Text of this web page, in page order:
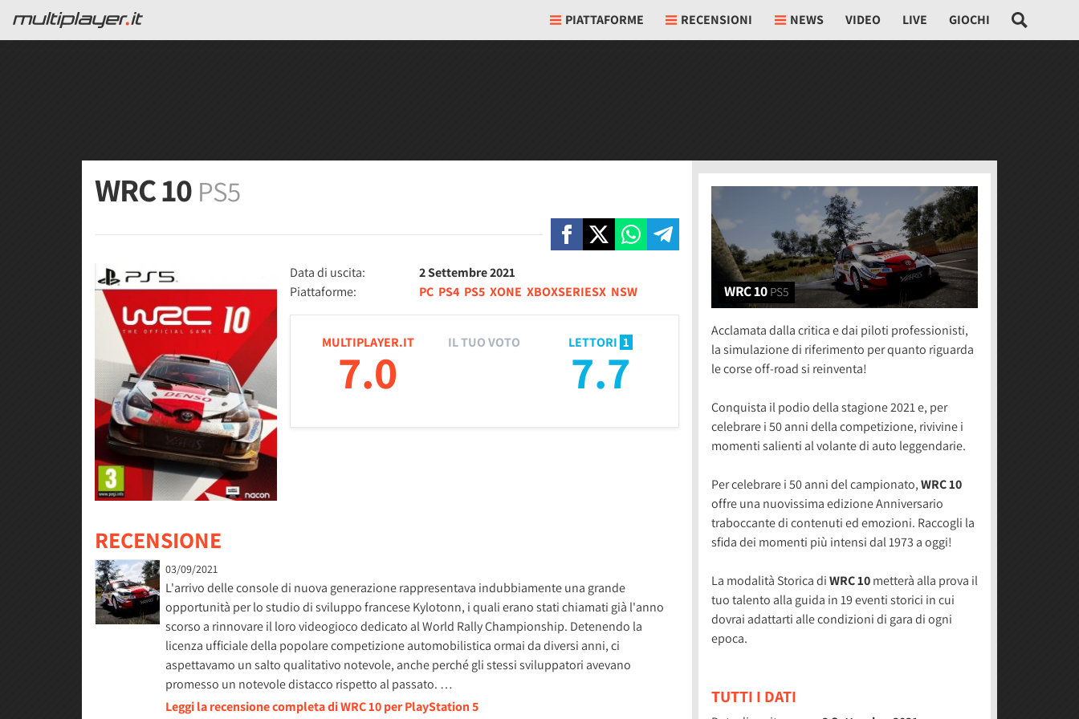
PIATTAFORME RECENSIONI NEWS VIDEO LIVE GIOCHI
WRC 10 PS5
Data di uscita:
2 Settembre 2021
Piattaforme:
PC PS4 PS5 XONE XBOXSERIESX NSW
MULTIPLAYER.IT
7.0
LETTORI 1
7.7
IL TUO VOTO
RECENSIONE
03/09/2021
L'arrivo delle console di nuova generazione rappresentava indubbiamente una grande
opportunità per lo studio di sviluppo francese Kylotonn, i quali erano stati chiamati già l'anno
scorso a rinnovare il loro videogioco dedicato al World Rally Championship. Detenendo la
licenza ufficiale della popolare competizione automobilistica ormai da diversi anni, ci
aspettavamo un salto qualitativo notevole, anche perché gli stessi sviluppatori avevano
promesso un notevole distacco rispetto al passato. …
Leggi la recensione completa di WRC 10 per PlayStation 5
WRC 10 PS5
Acclamata dalla critica e dai piloti professionisti,
la simulazione di riferimento per quanto riguarda
le corse off-road si reinventa!
Conquista il podio della stagione 2021 e, per
celebrare i 50 anni della competizione, rivivine i
momenti salienti al volante di auto leggendarie.
Per celebrare i 50 anni del campionato,WRC 10
offre una nuovissima edizione Anniversario
traboccante di contenuti ed emozioni. Raccogli la
sfida dei momenti più intensi dal 1973 a oggi!
La modalità Storica diWRC 10metterà alla prova il
tuo talento alla guida in 19 eventi storici in cui
dovrai adattarti alle condizioni di gara di ogni
epoca.
TUTTI I DATI